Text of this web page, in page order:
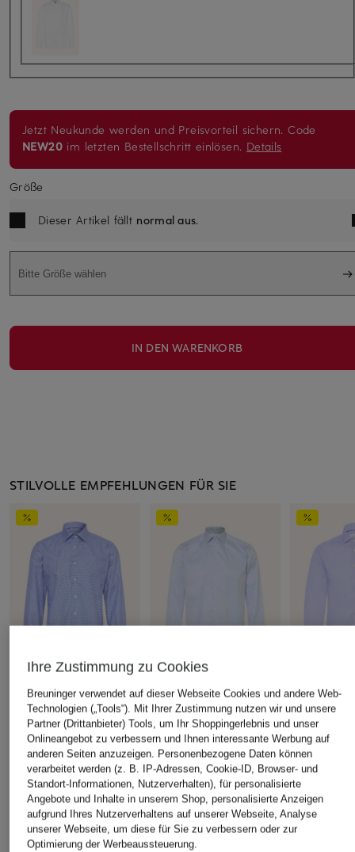
Jetzt Neukunde werden und Preisvorteil sichern. Code
NEW20 im letzten Bestellschritt einlösen. Details
Größe
Dieser Artikel fällt normal aus.
Bitte Größe wählen
IN DEN WARENKORB
STILVOLLE EMPFEHLUNGEN FÜR SIE
ETON
Hemd Slim Fit
CHF 119
Ursprünglich:CHF 199
ETON
Hemd Slim Fit
CHF 119
Ursprünglich:CHF 179
ETON
Hemd Slim
CHF 119
Ursprünglich:
ÄHNLICHE ARTIKEL ENTDECKEN
Ihre Zustimmung zu Cookies
Breuninger verwendet auf dieser Webseite Cookies und andere Web-
Technologien („Tools“). Mit Ihrer Zustimmung nutzen wir und unsere
Partner (Drittanbieter) Tools, um Ihr Shoppingerlebnis und unser
Onlineangebot zu verbessern und Ihnen interessante Werbung auf
anderen Seiten anzuzeigen. Personenbezogene Daten können
verarbeitet werden (z. B. IP-Adressen, Cookie-ID, Browser- und
Standort-Informationen, Nutzerverhalten), für personalisierte
Angebote und Inhalte in unserem Shop, personalisierte Anzeigen
aufgrund Ihres Nutzerverhaltens auf unserer Webseite, Analyse
unserer Webseite, um diese für Sie zu verbessern oder zur
Optimierung der Werbeaussteuerung.